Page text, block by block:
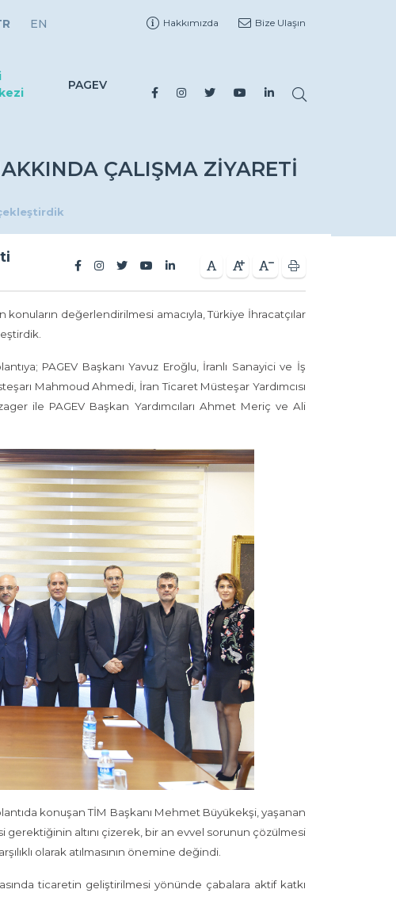
EN Hakkımızda Bize Ulaşın
PAGEV
ÇALIŞMA ZIYARETI
konuların değerlendirilmesi amacıyla, Türkiye İhracatçılar
PAGEV Başkanı Yavuz Eroğlu, İranlı Sanayici ve İş
Mahmoud Ahmedi, İran Ticaret Müsteşar Yardımcısı
ile PAGEV Başkan Yardımcıları Ahmet Meriç ve Ali
konuşan TİM Başkanı Mehmet Büyükekşi, yaşanan
altını çizerek, bir an evvel sorunun çözülmesi
olarak atılmasının önemine değindi.
ticaretin geliştirilmesi yönünde çabalara aktif katkı